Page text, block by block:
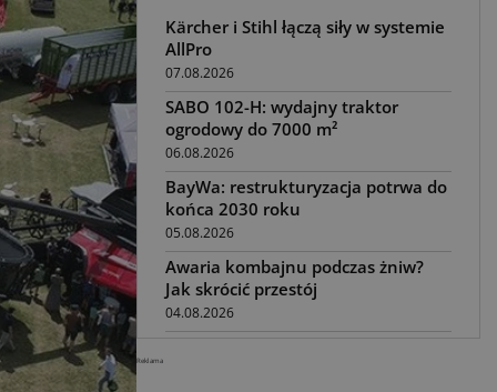
Kärcher i Stihl łączą siły w systemie
AllPro
07.08.2026
SABO 102-H: wydajny traktor
ogrodowy do 7000 m²
06.08.2026
BayWa: restrukturyzacja potrwa do
końca 2030 roku
05.08.2026
Awaria kombajnu podczas żniw?
Jak skrócić przestój
04.08.2026
Reklama